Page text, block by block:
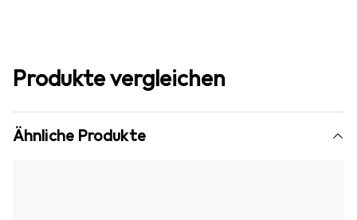
Produkte vergleichen
Ähnliche Produkte